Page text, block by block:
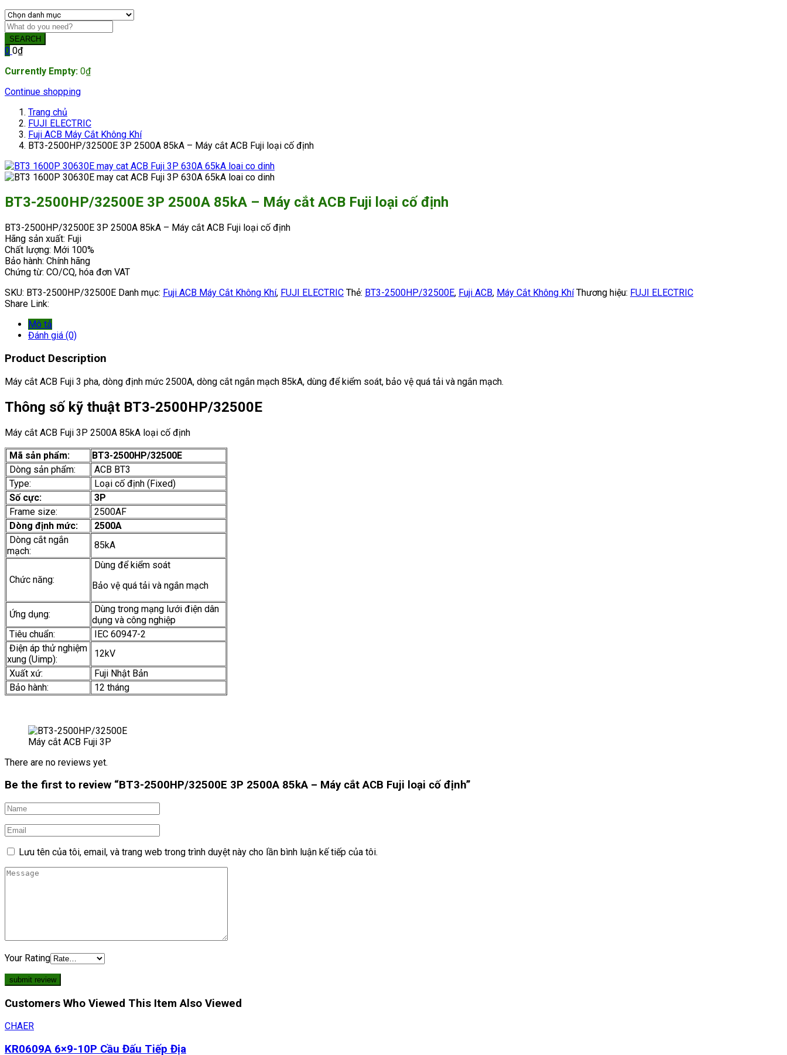
SEARCH
0 0₫
Currently Empty: 0₫
Continue shopping
Trang chủ
FUJI ELECTRIC
Fuji ACB Máy Cắt Không Khí
BT3-2500HP/32500E 3P 2500A 85kA – Máy cắt ACB Fuji loại cố định
BT3-2500HP/32500E 3P 2500A 85kA – Máy cắt ACB Fuji loại cố định
BT3-2500HP/32500E 3P 2500A 85kA – Máy cắt ACB Fuji loại cố định
Hãng sản xuất: Fuji
Chất lượng: Mới 100%
Bảo hành: Chính hãng
Chứng từ: CO/CQ, hóa đơn VAT
SKU: BT3-2500HP/32500E Danh mục: Fuji ACB Máy Cắt Không Khí, FUJI ELECTRIC Thẻ: BT3-2500HP/32500E, Fuji ACB, Máy Cắt Không Khí Thương hiệu: FUJI ELECTRIC
Share Link:
Mô tả
Đánh giá (0)
Product Description
Máy cắt ACB Fuji 3 pha, dòng định mức 2500A, dòng cắt ngắn mạch 85kA, dùng để kiểm soát, bảo vệ quá tải và ngắn mạch.
Thông số kỹ thuật BT3-2500HP/32500E
Máy cắt ACB Fuji 3P 2500A 85kA loại cố định
Mã sản phẩm:
BT3-2500HP/32500E
Dòng sản phẩm:
ACB BT3
Type:
Loại cố định (Fixed)
Số cực:
3P
Frame size:
2500AF
Dòng định mức:
2500A
Dòng cắt ngắn
mạch:
85kA
Chức năng:
Dùng để kiểm soát
Bảo vệ quá tải và ngắn mạch
Ứng dụng:
Dùng trong mạng lưới điện dân
dụng và công nghiệp
Tiêu chuẩn:
IEC 60947-2
Điện áp thử nghiệm
xung (Uimp):
12kV
Xuất xứ:
Fuji Nhật Bản
Bảo hành:
12 tháng
Máy cắt ACB Fuji 3P
There are no reviews yet.
Be the first to review “BT3-2500HP/32500E 3P 2500A 85kA – Máy cắt ACB Fuji loại cố định”
Lưu tên của tôi, email, và trang web trong trình duyệt này cho lần bình luận kế tiếp của tôi.
Your Rating
Customers Who Viewed This Item Also Viewed
CHAER
KR0609A 6×9-10P Cầu Đấu Tiếp Địa